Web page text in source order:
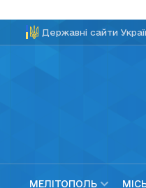
Державні сайти
МЕЛІТОПОЛЬ